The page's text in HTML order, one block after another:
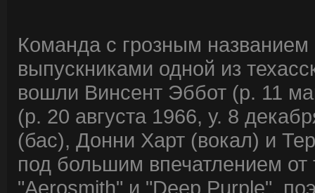
Команда с грозным
выпускниками одной из
вошли Винсент Эббот (р. 11
(р. 20 августа 1966, у. 8
(бас), Донни Харт (вокал) и
под большим впечатлением от
"Aerosmith" и "Deep Purple",